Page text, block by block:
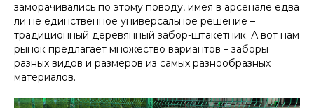
заморачивались по этому поводу, имея в арсенале едва
ли не единственное универсальное решение –
традиционный деревянный забор-штакетник. А вот нам
рынок предлагает множество вариантов – заборы
разных видов и размеров из самых разнообразных
материалов.